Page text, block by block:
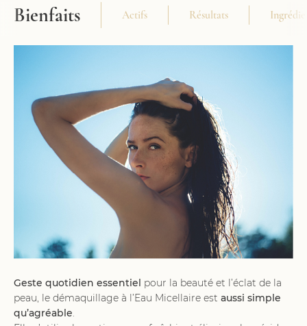
Bienfaits Actifs Résultats
Geste quotidien essentiel pour la beauté et l’éclat de la
peau, le démaquillage à l’Eau Micellaire est aussi simple
qu’agréable.